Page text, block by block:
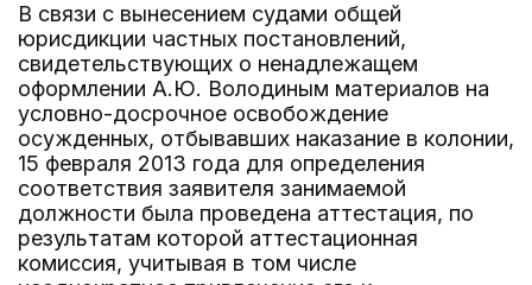
В связи с вынесением судами общей
юрисдикции частных постановлений,
свидетельствующих о ненадлежащем
оформлении А.Ю. Володиным материалов на
условно-досрочное освобождение
осужденных, отбывавших наказание в колонии,
15 февраля 2013 года для определения
соответствия заявителя занимаемой
должности была проведена аттестация, по
результатам которой аттестационная
комиссия, учитывая в том числе